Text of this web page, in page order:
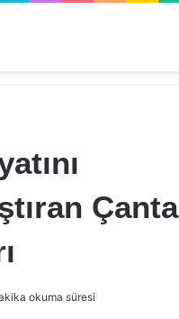
Çanta
okuma süresi